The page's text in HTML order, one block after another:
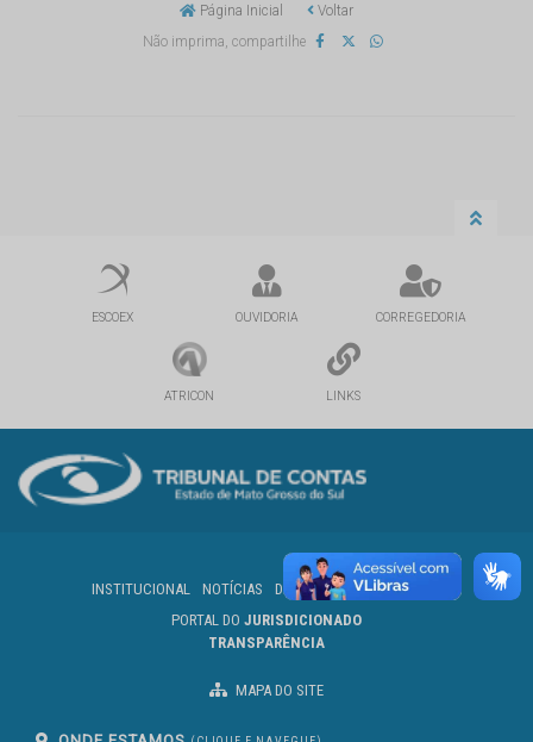
Página Inicial
Voltar
Não imprima, compartilhe
ESCOEX OUVIDORIA CORREGEDORIA
ATRICON LINKS
INSTITUCIONAL NOTÍCIAS DIÁRIO OFICIAL
SERVIDOR
PORTAL DO JURISDICIONADO
TRANSPARÊNCIA
MAPA DO SITE